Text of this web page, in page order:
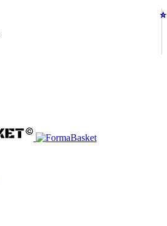
⭐
⭐
⭐
⭐
⭐
⭐
⭐
⭐
⭐
⭐
⭐
⭐
⭐
⭐
⭐
⭐
⭐
⭐
⭐
⭐
⭐
⭐
⭐
⭐